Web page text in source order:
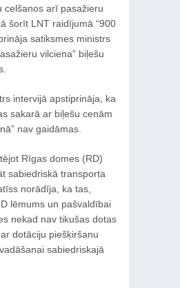
celšanos arī pasažieru
šorīt LNT raidījumā “900
satiksmes ministrs
vilciena” biļešu
intervijā apstiprināja, ka
sakarā ar biļešu cenām
nav gaidāmas.
Rīgas domes (RD)
sabiedriskā transporta
norādīja, ka tas,
lēmums un pašvaldībai
nekad nav tikušas dotas
dotāciju piešķiršanu
sabiedriskajā